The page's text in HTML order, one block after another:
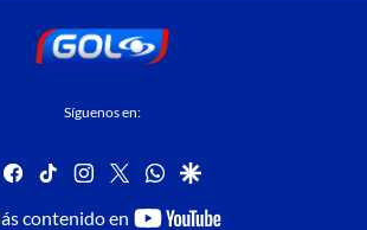
Síguenos en:
facebook
tiktok instagram
twitterwhatsapp
google
contenido en
youtube-